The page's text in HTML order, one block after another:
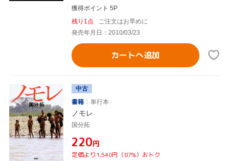
獲得ポイント 5P
残り1点
ご注文はお早めに
発売年月日：2010/03/23
カートへ追加
中古
書籍
単行本
ノモレ
国分拓
¥220円
定価より1,540円（87%）おトク